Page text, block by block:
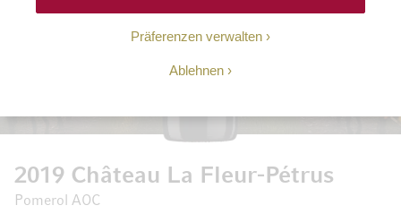
Präferenzen verwalten
Ablehnen
2019 Château La Fleur-Pétrus
Pomerol AOC